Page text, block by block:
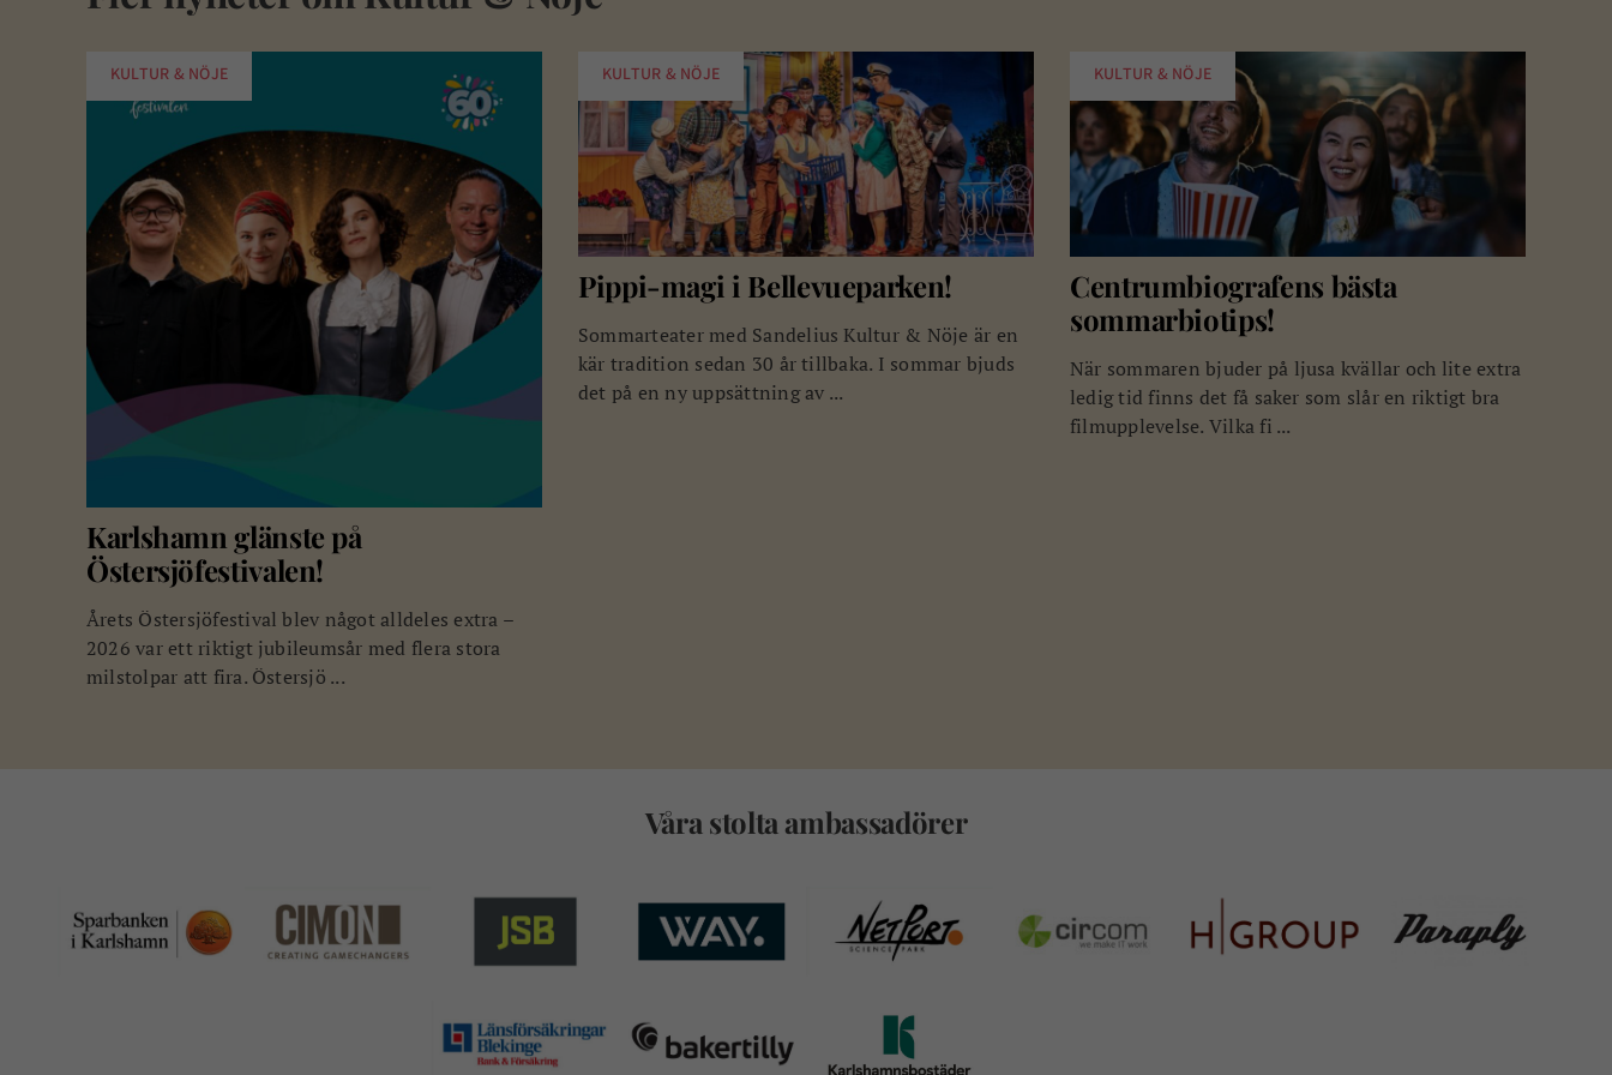
KULTUR & NÖJE
Karlshamn glänste på
Östersjöfestivalen!
Årets Östersjöfestival blev något alldeles extra –
2026 var ett riktigt jubileumsår med flera stora
milstolpar att fira. Östersjö ...
KULTUR & NÖJE
Pippi-magi i Bellevueparken!
Sommarteater med Sandelius Kultur & Nöje är en
kär tradition sedan 30 år tillbaka. I sommar bjuds
det på en ny uppsättning av ...
KULTUR & NÖJE
Centrumbiografens bästa
sommarbiotips!
När sommaren bjuder på ljusa kvällar och lite extra
ledig tid finns det få saker som slår en riktigt bra
filmupplevelse. Vilka fi ...
Våra stolta ambassadörer